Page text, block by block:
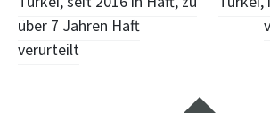
navigation
über 7 Jahren Haft
verurteilt
Widgets